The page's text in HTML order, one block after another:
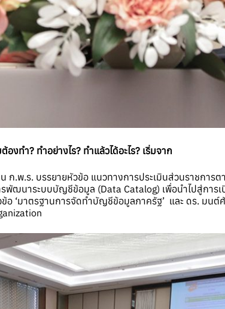
ำ? ทำอย่างไร? ทำแล้วได้อะไร? เริ่มจาก
พ.ร. บรรยายหัวข้อ แนวทางการประเมินส่วนราชการต
ฒนาระบบบัญชีข้อมูล (Data Catalog) เพื่อนำไปสู่การเ
‘มาตรฐานการจัดทำบัญชีข้อมูลภาครัฐ’ และ ดร. มนต์